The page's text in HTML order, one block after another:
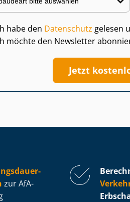
habe den Datenschutz gelesen
möchte den Newsletter
Jetzt
zur AfA-